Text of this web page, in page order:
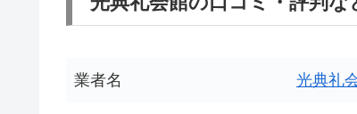
業者名 光典礼